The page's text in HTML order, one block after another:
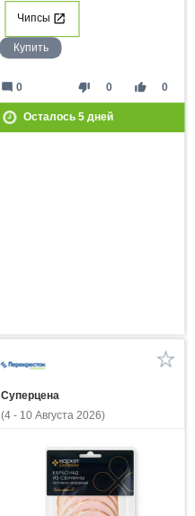
Чипсы
Купить
thumb_down 0 thumb_up 0
mode_comment 0
Осталось 5дней
Суперцена
(4 - 10 Августа 2026)